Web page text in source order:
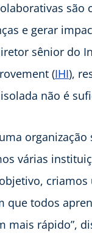
são
e gerar
sênior do
(IHI),
não é
várias
criamos
que todos
mais rápido”,